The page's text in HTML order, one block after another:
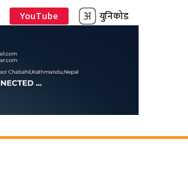
YouTube युनिकोड